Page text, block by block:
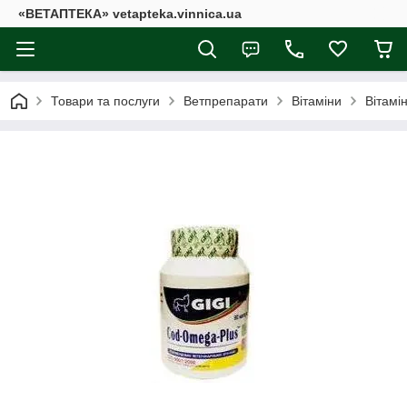
«ВЕТАПТЕКА» vetapteka.vinnica.ua
Товари та послуги Ветпрепарати Вітаміни